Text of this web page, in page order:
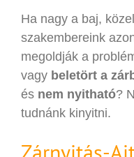
Ha nagy a baj,
szakembereink
megoldják a
vagy beletört a
és nem nyitható?
tudnánk kinyitni.